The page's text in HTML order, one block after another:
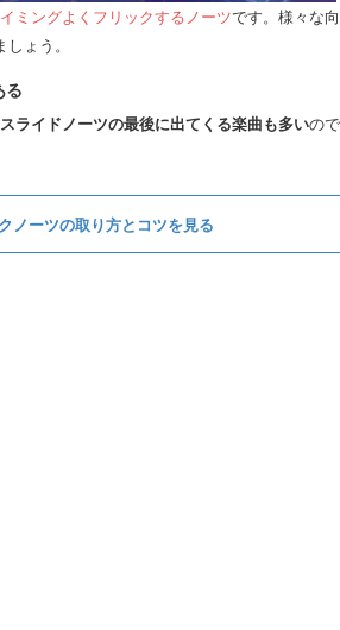
ミングよくフリックするノーツです。様々な
ょう。
る
スライドノーツの最後に出てくる楽曲も多いの
ノーツの取り方とコツを見る